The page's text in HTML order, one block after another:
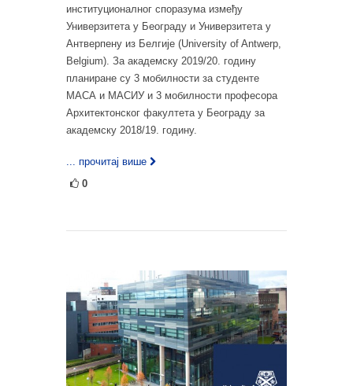
институционалног споразума између
Универзитета у Београду и Универзитета у
Антверпену из Белгије (University of Antwerp,
Belgium). За академску 2019/20. годину
планиране су 3 мобилности за студенте
МАСА и МАСИУ и 3 мобилности професора
Архитектонског факултета у Београду за
академску 2018/19. годину.
... прочитај више
0